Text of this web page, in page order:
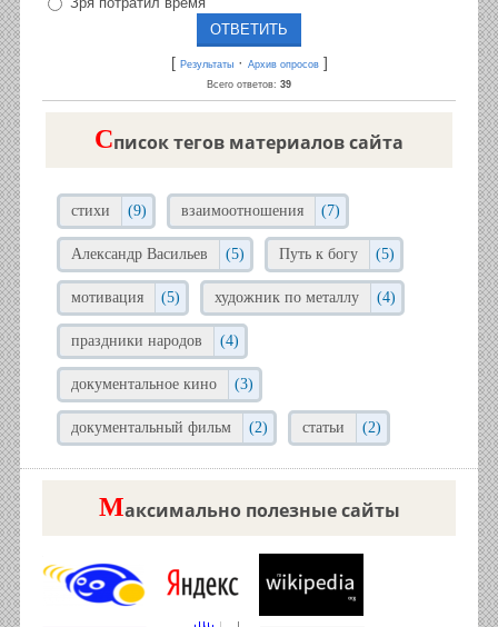
[ Результаты· Архив опросов]
Всего ответов: 39
Cписок тегов материалов сайта
стихи (9) взаимоотношения (7)
Александр Васильев (5) Путь к богу (5)
мотивация (5) художник по металлу (4)
праздники народов (4)
документальное кино (3)
документальный фильм (2) статьи (2)
Максимально полезные сайты